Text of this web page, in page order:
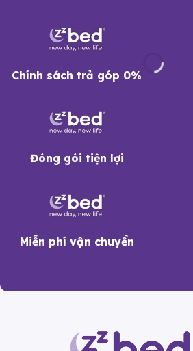
Chính sách trả góp 0%
Đóng gói tiện lợi
Miễn phí vận chuyển